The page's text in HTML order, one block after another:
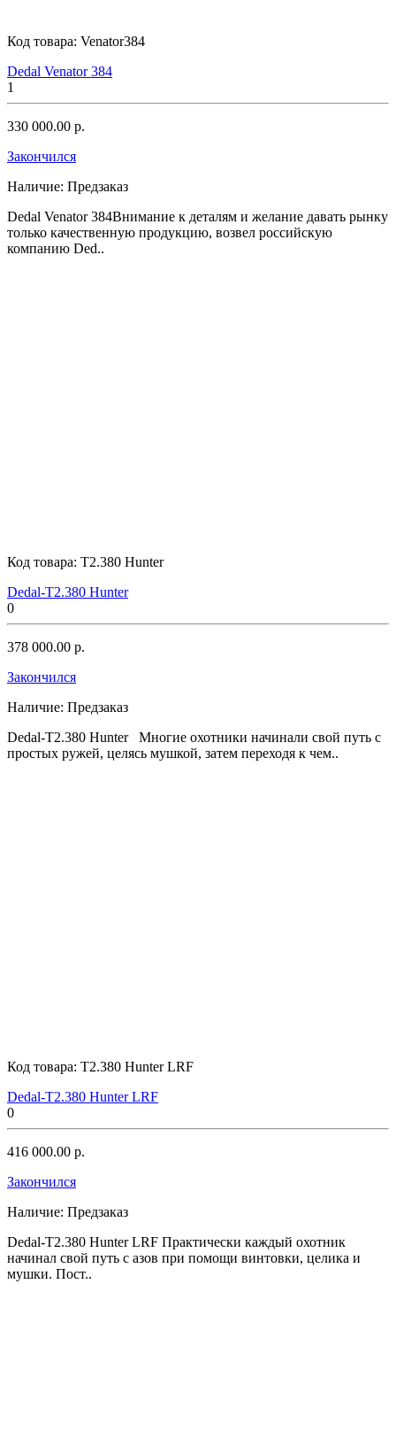
Код товара: Venator384
Dedal Venator 384
1
330 000.00 р.
Закончился
Наличие: Предзаказ
Dedal Venator 384Внимание к деталям и желание давать рынку
только качественную продукцию, возвел российскую
компанию Ded..
Код товара: T2.380 Hunter
Dedal-T2.380 Hunter
0
378 000.00 р.
Закончился
Наличие: Предзаказ
Dedal-T2.380 Hunter Многие охотники начинали свой путь с
простых ружей, целясь мушкой, затем переходя к чем..
Код товара: T2.380 Hunter LRF
Dedal-T2.380 Hunter LRF
0
416 000.00 р.
Закончился
Наличие: Предзаказ
Dedal-T2.380 Hunter LRF Практически каждый охотник
начинал свой путь с азов при помощи винтовки, целика и
мушки. Пост..